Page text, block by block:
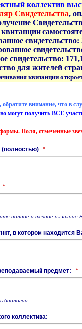
коллектив
Свидетельства,
квитанции
свидетельство:
для жителей
квитанции
внимание, что в
могут получить ВСЕ
Поля, отмеченные
(полностью) *
*
полное и точное название
в котором находится
предмет: *
биологии
коллектива: